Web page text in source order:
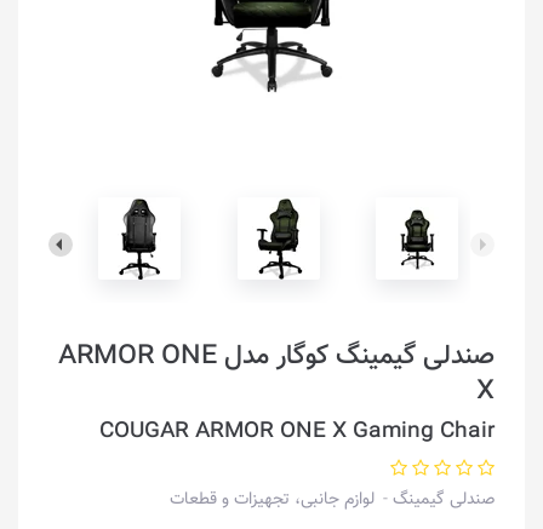
صندلی گیمینگ کوگار مدل ARMOR ONE
X
COUGAR ARMOR ONE X Gaming Chair
صندلی گیمینگ لوازم جانبی، تجهیزات و قطعات